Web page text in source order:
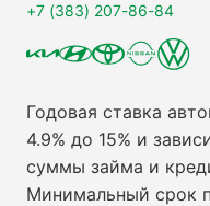
+7 (383) 207-86-84
Годовая ставка
4.9% до 15% и
суммы займа и
Минимальный срок